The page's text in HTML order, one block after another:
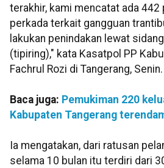
terakhir, kami mencatat ada 442
perkada terkait gangguan
lakukan penindakan lewat
(tipiring)," kata Kasatpol PP
Fachrul Rozi di Tangerang, Senin.
Baca juga: Pemukiman 220
Kabupaten Tangerang
Ia mengatakan, dari ratusan
selama 10 bulan itu terdiri dari